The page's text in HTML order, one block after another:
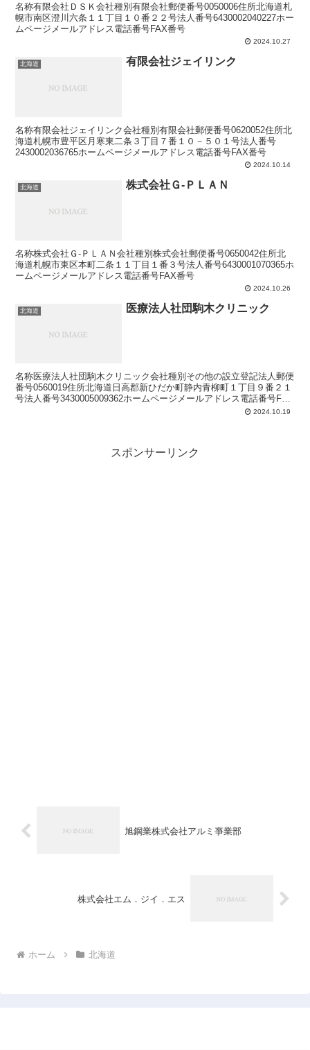
名称有限会社ＤＳＫ会社種別有限会社郵便番号0050006住所北海道札
幌市南区澄川六条１１丁目１０番２２号法人番号6430002040227ホー
ムページメールアドレス電話番号FAX番号
2024.10.27
北海道 有限会社ジェイリンク
名称有限会社ジェイリンク会社種別有限会社郵便番号0620052住所北
海道札幌市豊平区月寒東二条３丁目７番１０－５０１号法人番号
2430002036765ホームページメールアドレス電話番号FAX番号
2024.10.14
北海道 株式会社Ｇ‐ＰＬＡＮ
名称株式会社Ｇ‐ＰＬＡＮ会社種別株式会社郵便番号0650042住所北
海道札幌市東区本町二条１１丁目１番３号法人番号6430001070365ホ
ームページメールアドレス電話番号FAX番号
2024.10.26
北海道 医療法人社団駒木クリニック
名称医療法人社団駒木クリニック会社種別その他の設立登記法人郵便
番号0560019住所北海道日高郡新ひだか町静内青柳町１丁目９番２１
号法人番号3430005009362ホームページメールアドレス電話番号FAX
2024.10.19
スポンサーリンク
旭鋼業株式会社アルミ亊業部
株式会社エム．ジイ．エス
ホーム 北海道